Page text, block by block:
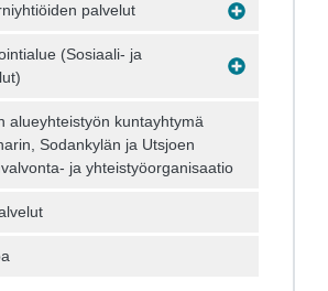
palvelut
(Sosiaali- ja
alueyhteistyön kuntayhtymä
Sodankylän ja Utsjoen
ja yhteistyöorganisaatio